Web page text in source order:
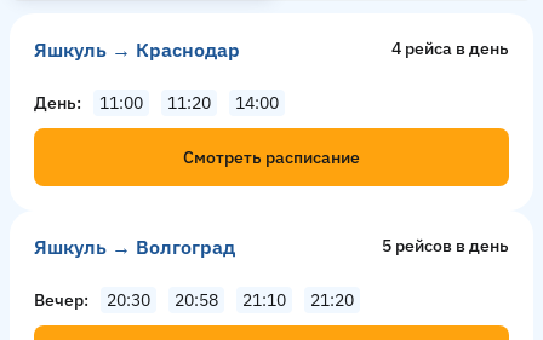
Яшкуль → Краснодар 4 рейсa в день
День 11:00 11:20 14:00
Смотреть расписание
Яшкуль → Волгоград 5 рейсов в день
Вечер 20:30 20:58 21:10 21:20